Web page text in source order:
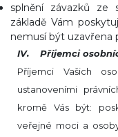
splnění závazků ze
základě Vám
nemusí být uzavřena
IV. Příjemci
Příjemci Vašich
ustanoveními
kromě Vás být:
veřejné moci a